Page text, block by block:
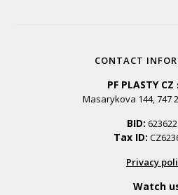
CONTACT
PF PLASTY
Masarykova 144, 747
BID:
Tax ID:
Privacy
Watch